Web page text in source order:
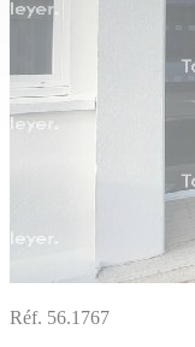
Réf. 56.1767